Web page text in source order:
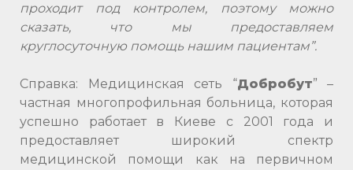
проходит под контролем, поэтому можно
сказать, что мы предоставляем
круглосуточную помощь нашим пациентам”.
Справка: Медицинская сеть “Добробут” –
частная многопрофильная больница, которая
успешно работает в Киеве с 2001 года и
предоставляет широкий спектр
медицинской помощи как на первичном